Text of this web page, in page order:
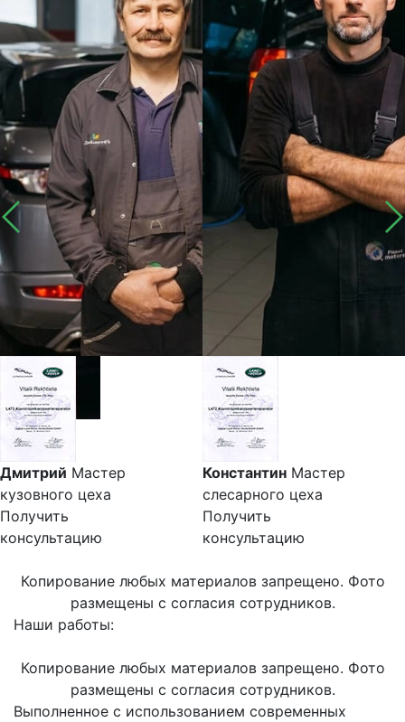
Дмитрий Мастер
кузовного цеха
Получить
консультацию
Константин Мастер
слесарного цеха
Получить
консультацию
Копирование любых материалов запрещено. Фото
размещены с согласия сотрудников.
Наши работы:
Копирование любых материалов запрещено. Фото
размещены с согласия сотрудников.
Выполненное с использованием современных